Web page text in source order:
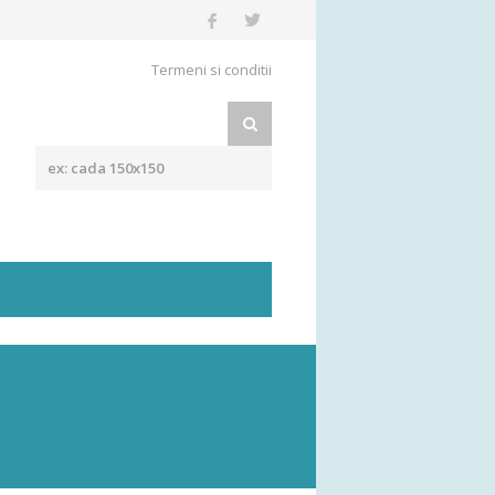
Termeni si conditii